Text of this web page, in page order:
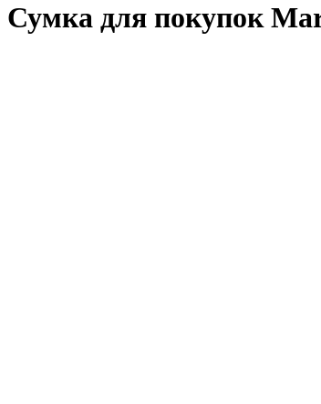
Сумка для покупок